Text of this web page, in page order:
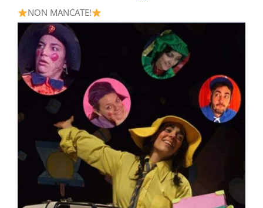
NON MANCATE!